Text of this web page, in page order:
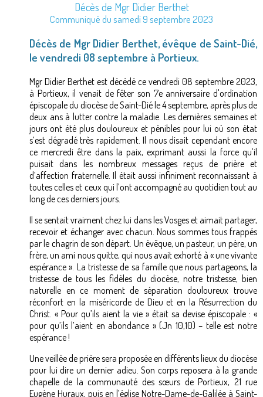
Décès de Mgr Didier Berthet
Communiqué du samedi 9 septembre 2023
Décès de Mgr Didier Berthet, évêque de Saint-Dié,
le vendredi 08 septembre à Portieux.
Mgr Didier Berthet est décédé ce vendredi 08 septembre 2023,
à Portieux, il venait de fêter son 7e anniversaire d'ordination
épiscopale du diocèse de Saint-Dié le 4 septembre, après plus de
deux ans à lutter contre la maladie. Les dernières semaines et
jours ont été plus douloureux et pénibles pour lui où son état
s’est dégradé très rapidement. Il nous disait cependant encore
ce mercredi être dans la paix, exprimant aussi la force qu’il
puisait dans les nombreux messages reçus de prière et
d’affection fraternelle. Il était aussi infiniment reconnaissant à
toutes celles et ceux qui l’ont accompagné au quotidien tout au
long de ces derniers jours.
Il se sentait vraiment chez lui dans les Vosges et aimait partager,
recevoir et échanger avec chacun. Nous sommes tous frappés
par le chagrin de son départ. Un évêque, un pasteur, un père, un
frère, un ami nous quitte, qui nous avait exhorté à « une vivante
espérance ». La tristesse de sa famille que nous partageons, la
tristesse de tous les fidèles du diocèse, notre tristesse, bien
naturelle en ce moment de séparation douloureux trouve
réconfort en la miséricorde de Dieu et en la Résurrection du
Christ. « Pour qu’ils aient la vie » était sa devise épiscopale : «
pour qu’ils l’aient en abondance » (Jn 10,10) – telle est notre
espérance !
Une veillée de prière sera proposée en différents lieux du diocèse
pour lui dire un dernier adieu. Son corps reposera à la grande
chapelle de la communauté des sœurs de Portieux, 21 rue
Eugène Huraux, puis en l’église Notre-Dame-de-Galilée à Saint-